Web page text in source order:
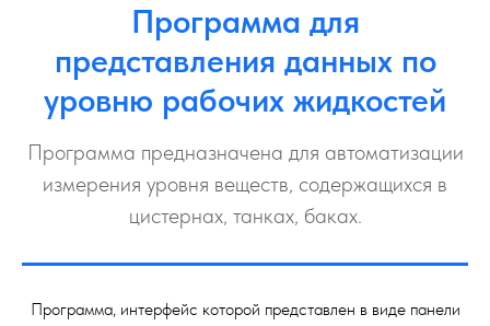
Программа для
представления данных по
уровню рабочих жидкостей
Программа предназначена для автоматизации
измерения уровня веществ, содержащихся в
цистернах, танках, баках.
Программа, интерфейс которой представлен в виде панели